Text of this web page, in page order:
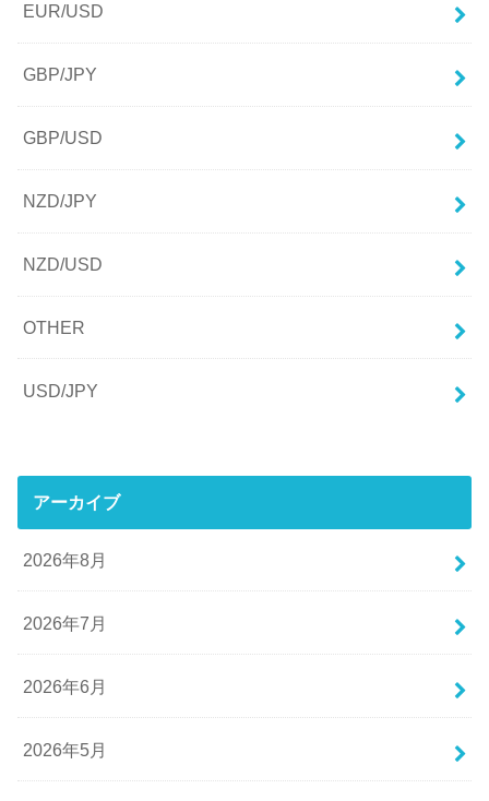
EUR/USD
GBP/JPY
GBP/USD
NZD/JPY
NZD/USD
OTHER
USD/JPY
アーカイブ
2026年8月
2026年7月
2026年6月
2026年5月